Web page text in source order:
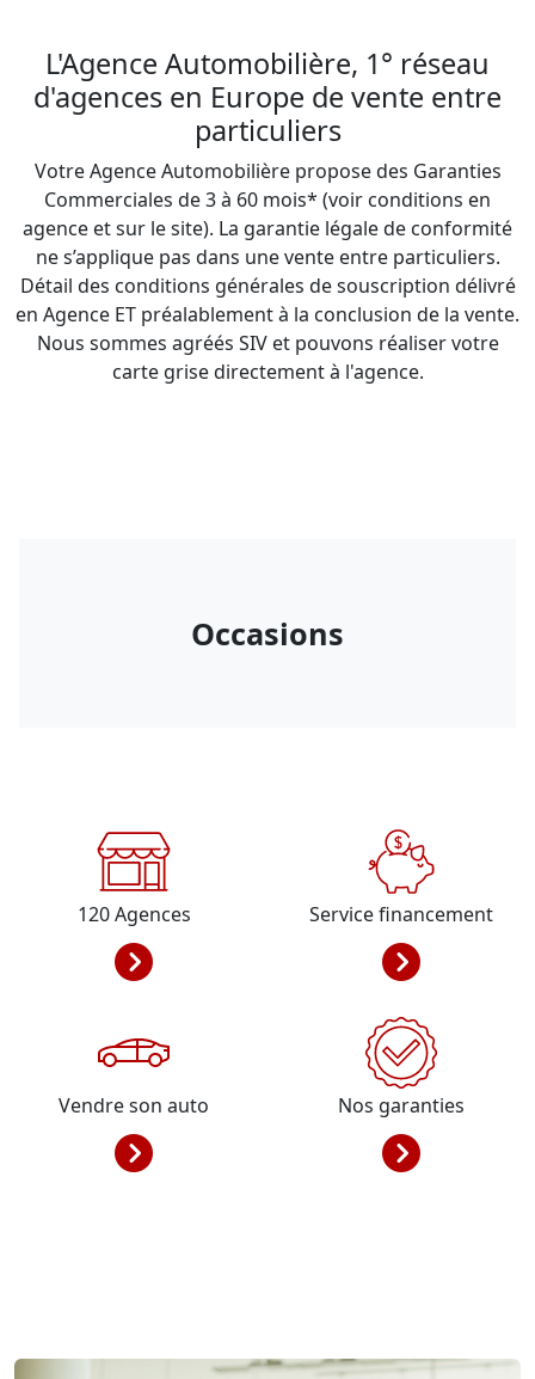
L'Agence Automobilière, 1° réseau
d'agences en Europe de vente entre
particuliers
Votre Agence Automobilière propose des Garanties
Commerciales de 3 à 60 mois* (voir conditions en
agence et sur le site). La garantie légale de conformité
ne s’applique pas dans une vente entre particuliers.
Détail des conditions générales de souscription délivré
en Agence ET préalablement à la conclusion de la vente.
Nous sommes agréés SIV et pouvons réaliser votre
carte grise directement à l'agence.
Occasions
120Agences Service financement
Vendre son auto Nos garanties